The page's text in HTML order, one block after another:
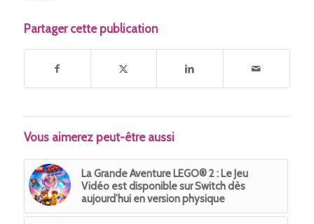
Partager cette publication
Vous aimerez peut-être aussi
La Grande Aventure LEGO® 2 : Le Jeu
Vidéo est disponible sur Switch dès
aujourd’hui en version physique